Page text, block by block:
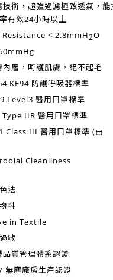
技術，超強過濾極致透氣，能
有效24小時以上
< 2.8mmH2O
層，呵護肌膚，絕不起毛
KF94防護呼吸器標準
Level3 醫用口罩標準
Type IIR 醫用口罩標準
Class III 醫用口罩標準 (由
Cleanliness
法
料
in Textile
敏
品質管理體系認證
無塵廠房生產認證